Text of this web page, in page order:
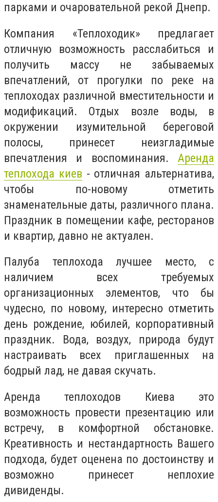
парками и очаровательной рекой Днепр.
Компания «Теплоходик» предлагает
отличную возможность расслабиться и
получить массу не забываемых
впечатлений, от прогулки по реке на
теплоходах различной вместительности и
модификаций. Отдых возле воды, в
окружении изумительной береговой
полосы, принесет неизгладимые
впечатления и воспоминания. Аренда
теплохода киев - отличная альтернатива,
чтобы по-новому отметить
знаменательные даты, различного плана.
Праздник в помещении кафе, ресторанов
и квартир, давно не актуален.
Палуба теплохода лучшее место, с
наличием всех требуемых
организационных элементов, что бы
чудесно, по новому, интересно отметить
день рождение, юбилей, корпоративный
праздник. Вода, воздух, природа будут
настраивать всех приглашенных на
бодрый лад, не давая скучать.
Аренда теплоходов Киева это
возможность провести презентацию или
встречу, в комфортной обстановке.
Креативность и нестандартность Вашего
подхода, будет оценена по достоинству и
возможно принесет неплохие
дивиденды.